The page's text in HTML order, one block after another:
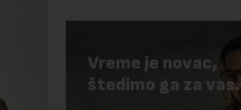
Vreme je novac,
štedimo ga za vas.